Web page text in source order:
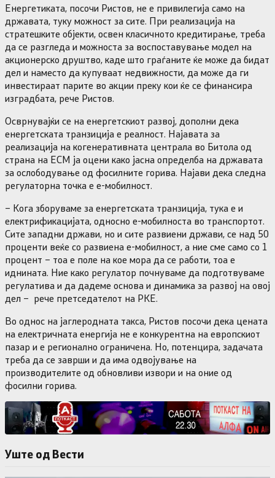
Енергетиката, посочи Ристов, не е привилегија само на
државата, туку можност за сите. При реализација на
стратешките објекти, освен класичното кредитирање, треба
да се разгледа и можноста за воспоставување модел на
акционерско друштво, каде што граѓаните ќе може да бидат
дел и наместо да купуваат недвижности, да може да ги
инвестираат парите во акции преку кои ќе се финансира
изградбата, рече Ристов.
Осврнувајќи се на енергетскиот развој, дополни дека
енергетската транзиција е реалност. Најавата за
реализација на когенеративната централа во Битола од
страна на ЕСМ ја оцени како јасна определба на државата
за ослободување од фосилните горива. Најави дека следна
регулаторна точка е е-мобилност.
– Кога зборуваме за енергетската транзиција, тука е и
електрификацијата, односно е-мобилноста во транспортот.
Сите западни држави, но и сите развиени држави, се над 50
проценти веќе со развиена е-мобилност, а ние сме само со 1
процент – тоа е поле на кое мора да се работи, тоа е
иднината. Ние како регулатор почнуваме да подготвуваме
регулатива и да дадеме основа и динамика за развој на овој
дел – рече претседателот на РКЕ.
Во однос на јаглеродната такса, Ристов посочи дека цената
на електричната енергија не е конкурентна на европскиот
пазар и е регионално ограничена. Но, потенцира, задачата
треба да се заврши и да има одвојување на
производителите од обновливи извори и на оние од
фосилни горива.
Уште од Вести